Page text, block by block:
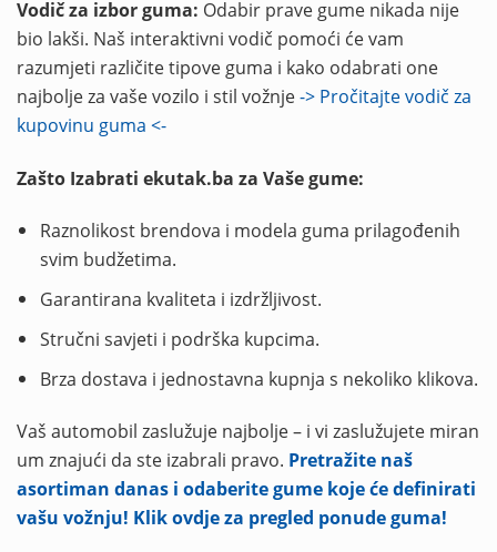
Vodič za izbor guma: Odabir prave gume nikada nije
bio lakši. Naš interaktivni vodič pomoći će vam
razumjeti različite tipove guma i kako odabrati one
najbolje za vaše vozilo i stil vožnje-> Pročitajte vodič za
kupovinu guma <-
Zašto Izabrati ekutak.ba za Vaše gume:
Raznolikost brendova i modela guma prilagođenih
svim budžetima.
Garantirana kvaliteta i izdržljivost.
Stručni savjeti i podrška kupcima.
Brza dostava i jednostavna kupnja s nekoliko klikova.
Vaš automobil zaslužuje najbolje – i vi zaslužujete miran
um znajući da ste izabrali pravo. Pretražite naš
asortiman danas i odaberite gume koje će definirati
vašu vožnju! Klik ovdje za pregled ponude guma!